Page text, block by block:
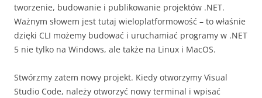
tworzenie, budowanie i publikowanie projektów .NET.
Ważnym słowem jest tutaj wieloplatformowość – to właśnie
dzięki CLI możemy budować i uruchamiać programy w .NET
5 nie tylko na Windows, ale także na Linux i MacOS.
Stwórzmy zatem nowy projekt. Kiedy otworzymy Visual
Studio Code, należy otworzyć nowy terminal i wpisać